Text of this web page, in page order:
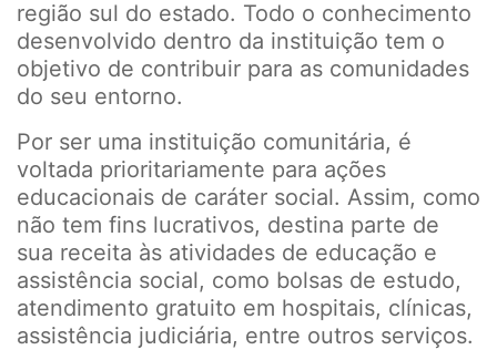
região sul do estado. Todo o conhecimento
desenvolvido dentro da instituição tem o
objetivo de contribuir para as comunidades
do seu entorno.
Por ser uma instituição comunitária, é
voltada prioritariamente para ações
educacionais de caráter social. Assim, como
não tem fins lucrativos, destina parte de
sua receita às atividades de educação e
assistência social, como bolsas de estudo,
atendimento gratuito em hospitais, clínicas,
assistência judiciária, entre outros serviços.